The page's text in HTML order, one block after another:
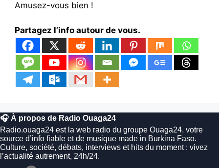
Amusez-vous bien !
Partagez l’info autour de vous.
🎧 À propos de Radio Ouaga24
Radio.ouaga24 est la web radio du groupe Ouaga24, votre
source d’info fiable et de musique made in Burkina Faso.
Culture, société, débats, interviews et hits du moment : vivez
l’actualité autrement, 24h/24.